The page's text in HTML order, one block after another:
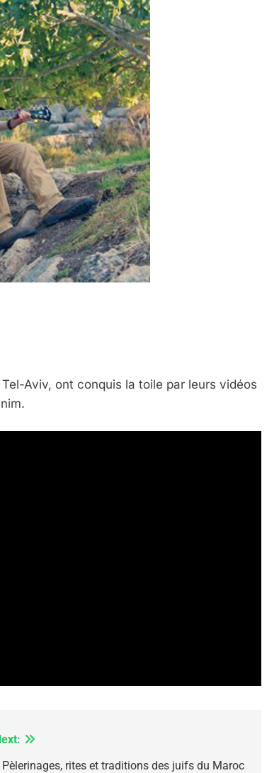
Aviv, ont conquis la toile par leurs vidéos
Pèlerinages, rites et traditions des juifs du Maroc
Selon Le Rapport D’ADL Contre
JE REVENDIQUE MA JUDAÏTE